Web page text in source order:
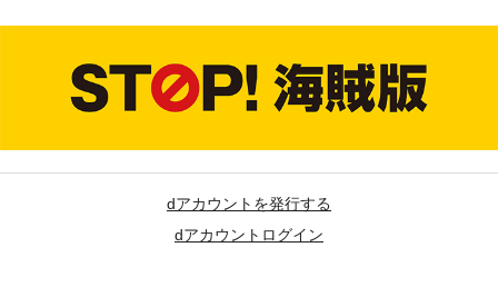
dアカウントを発行する
dアカウントログイン